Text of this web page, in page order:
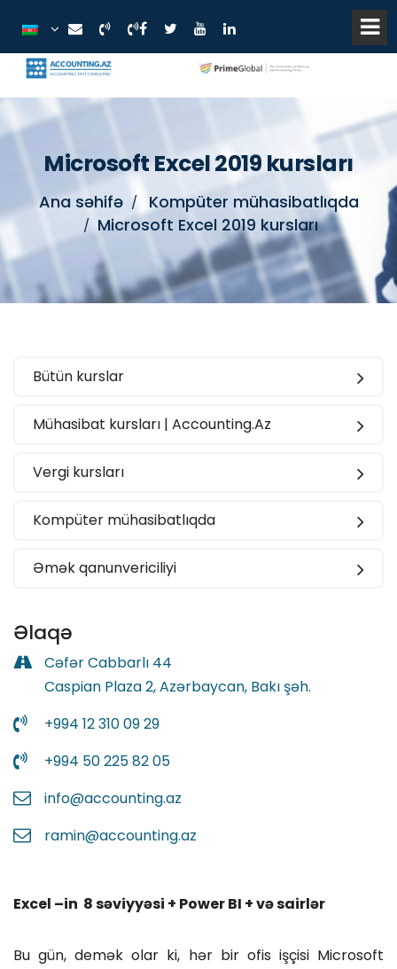
Microsoft Excel 2019 kursları
Ana səhifə
Kompüter mühasibatlıqda
Microsoft Excel 2019 kursları
Bütün kurslar
Mühasibat kursları | Accounting.Az
Vergi kursları
Kompüter mühasibatlıqda
Əmək qanunvericiliyi
Əlaqə
Cəfər Cabbarlı 44
Caspian Plaza 2, Azərbaycan, Bakı şəh.
+994 12 310 09 29
+994 50 225 82 05
info@accounting.az
ramin@accounting.az
Excel –in 8 səviyyəsi + Power BI + və sairlər
Bu gün, demək olar ki, hər bir ofis işçisi Microsoft